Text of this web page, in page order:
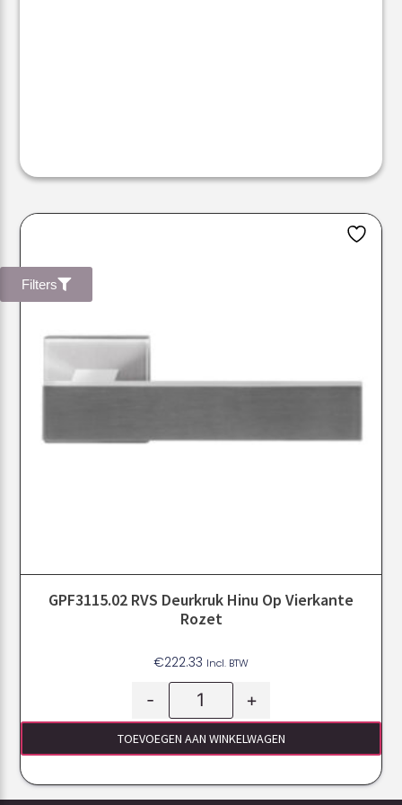
Filters
GPF3115.02 RVS Deurkruk Hinu Op Vierkante
Rozet
€222.33 Incl. BTW
- +
TOEVOEGEN AAN WINKELWAGEN